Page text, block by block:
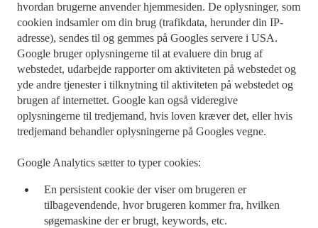
hvordan brugerne anvender hjemmesiden. De oplysninger, som
cookien indsamler om din brug (trafikdata, herunder din IP-
adresse), sendes til og gemmes på Googles servere i USA.
Google bruger oplysningerne til at evaluere din brug af
webstedet, udarbejde rapporter om aktiviteten på webstedet og
yde andre tjenester i tilknytning til aktiviteten på webstedet og
brugen af internettet. Google kan også videregive
oplysningerne til tredjemand, hvis loven kræver det, eller hvis
tredjemand behandler oplysningerne på Googles vegne.
Google Analytics sætter to typer cookies:
En persistent cookie der viser om brugeren er
tilbagevendende, hvor brugeren kommer fra, hvilken
søgemaskine der er brugt, keywords, etc.